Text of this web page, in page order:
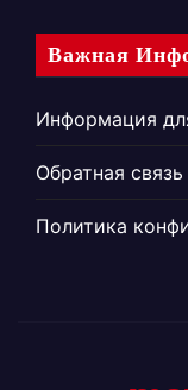
Важная
Информация
Обратная связь
Политика